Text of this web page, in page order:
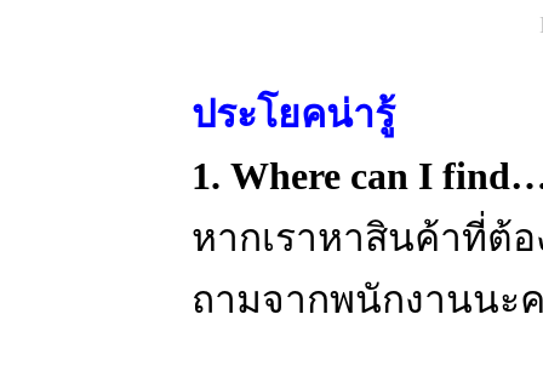
ประโยคน่ารู้
1. Where can I
หากเราหาสินค้าที่ต้อ
ถามจากพนักงานนะ